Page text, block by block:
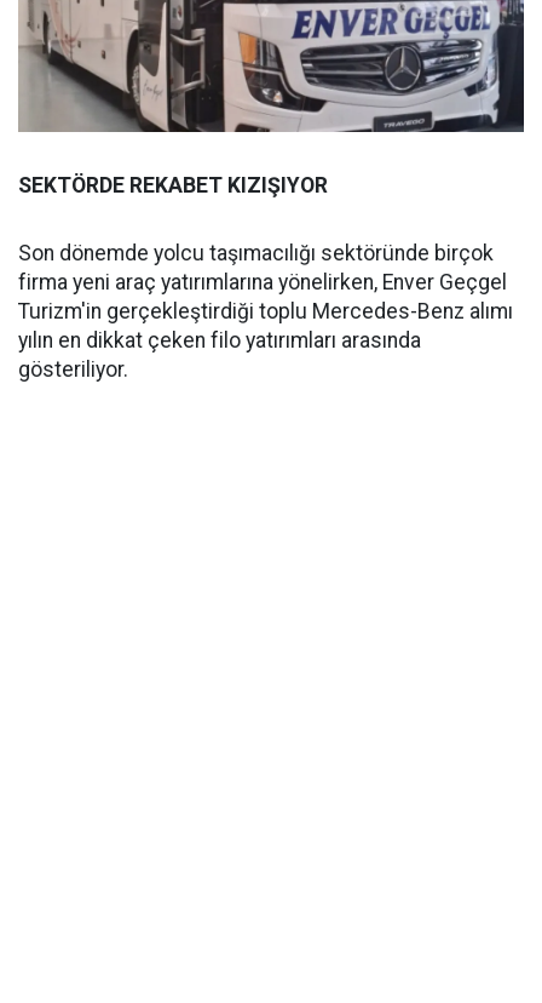
SEKTÖRDE REKABET KIZIŞIYOR
Son dönemde yolcu taşımacılığı sektöründe birçok
firma yeni araç yatırımlarına yönelirken, Enver Geçgel
Turizm'in gerçekleştirdiği toplu Mercedes-Benz alımı
yılın en dikkat çeken filo yatırımları arasında
gösteriliyor.